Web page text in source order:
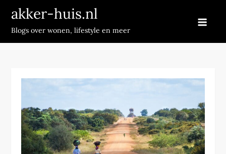
content
akker-huis.nl
Blogs over wonen, lifestyle en meer